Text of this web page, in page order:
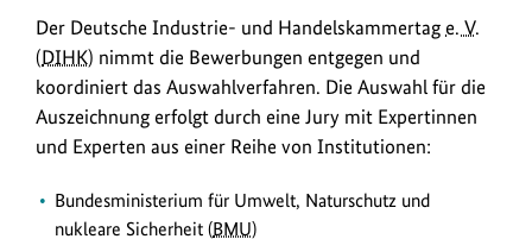
Der Deutsche Industrie- und Handelskammertag e. V.
(DIHK) nimmt die Bewerbungen entgegen und
koordiniert das Auswahlverfahren. Die Auswahl für die
Auszeichnung erfolgt durch eine Jury mit Expertinnen
und Experten aus einer Reihe von Institutionen:
Bundesministerium für Umwelt, Naturschutz und
nukleare Sicherheit (BMU)